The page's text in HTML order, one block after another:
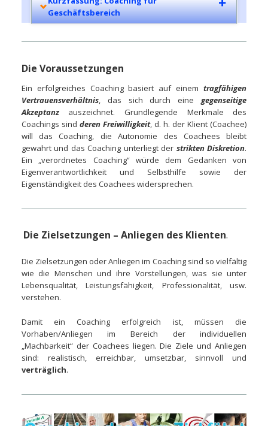
Geschäftsbereich
Die Voraussetzungen
Ein erfolgreiches Coaching basiert auf einemtragfähigen
Vertrauensverhältnis, das sich durch einegegenseitige
Akzeptanzauszeichnet. Grundlegende Merkmale des
Coachings sind deren Freiwilligkeit, d. h. der Klient (Coachee)
will das Coaching, die Autonomie des Coachees bleibt
gewahrt und das Coaching unterliegt der strikten Diskretion.
Ein „verordnetes Coaching“ würde dem Gedanken von
Eigenverantwortlichkeit und Selbsthilfe sowie der
Eigenständigkeit des Coachees widersprechen.
Die Zielsetzungen – Anliegen des Klienten.
Die Zielsetzungen oder Anliegen im Coaching sind so vielfältig
wie die Menschen und ihre Vorstellungen, was sie unter
Lebensqualität, Leistungsfähigkeit, Professionalität, usw.
verstehen.
Damit ein Coaching erfolgreich ist, müssen die
Vorhaben/Anliegen im Bereich der individuellen
„Machbarkeit“ der Coachees liegen. Die Ziele und Anliegen
sind: realistisch, erreichbar, umsetzbar, sinnvoll und
verträglich.